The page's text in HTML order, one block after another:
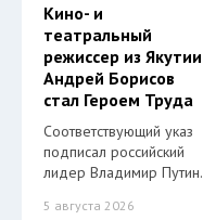
Кино- и
театральный
режиссер из Якутии
Андрей Борисов
стал Героем Труда
Соответствующий указ
подписал российский
лидер Владимир Путин.
5 августа 2026